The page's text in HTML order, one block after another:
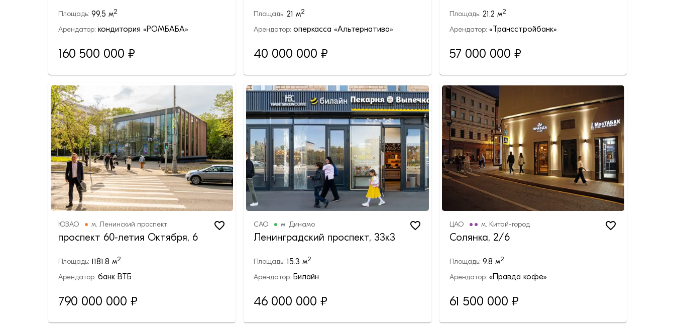
Площадь: 99.5 м2
Арендатор: кондитория «РОМБАБА»
160 500 000 ₽
Площадь:21 м2
Арендатор:оперкасса «Альтернатива»
40 000 000 ₽
Площадь: 21.2 м2
Арендатор: «Трансстройбанк»
57 000 000 ₽
ЮЗАО м. Ленинский проспект
проспект 60-летия Октября, 6
Площадь: 1181.8 м2
Арендатор: банк ВТБ
790 000 000 ₽
САО м. Динамо
Ленинградский проспект, 33к3
Площадь: 15.3 м2
Арендатор: Билайн
46 000 000 ₽
ЦАО м. Китай-город
Солянка, 2/6
Площадь: 9.8 м2
Арендатор: «Правда кофе»
61 500 000 ₽